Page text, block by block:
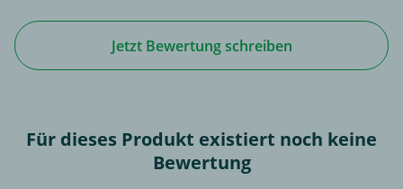
Jetzt Bewertung schreiben
Für dieses Produkt existiert noch keine
Bewertung